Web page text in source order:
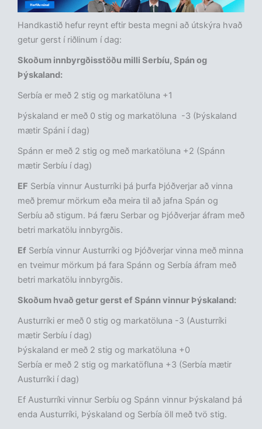
Handkastið hefur reynt eftir besta megni að útskýra hvað
getur gerst í riðlinum í dag:
Skoðum innbyrgðisstöðu milli Serbíu, Spán og
Þýskaland:
Serbía er með 2 stig og markatöluna +1
Þýskaland er með 0 stig og markatöluna -3 (Þýskaland
mætir Spáni í dag)
Spánn er með 2 stig og með markatöluna +2 (Spánn
mætir Serbíu í dag)
EF Serbía vinnur Austurríki þá þurfa Þjóðverjar að vinna
með þremur mörkum eða meira til að jafna Spán og
Serbíu að stigum. Þá færu Serbar og Þjóðverjar áfram með
betri markatölu innbyrgðis.
Ef Serbía vinnur Austurríki og Þjóðverjar vinna með minna
en tveimur mörkum þá fara Spánn og Serbía áfram með
betri markatölu innbyrgðis.
Skoðum hvað getur gerst ef Spánn vinnur Þýskaland:
Austurríki er með 0 stig og markatöluna -3 (Austurríki
mætir Serbíu í dag)
Þýskaland er með 2 stig og markatöluna +0
Serbía er með 2 stig og markatöfluna +3 (Serbía mætir
Austurríki í dag)
Ef Austurríki vinnur Serbíu og Spánn vinnur Þýskaland þá
enda Austurríki, Þýskaland og Serbía öll með tvö stig.